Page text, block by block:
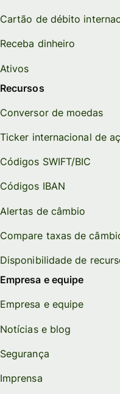
Cartão de débito
Receba dinheiro
Ativos
Recursos
Conversor de moedas
Ticker internacional de
Códigos SWIFT/BIC
Códigos IBAN
Alertas de câmbio
Compare taxas de
Disponibilidade de
Empresa e equipe
Empresa e equipe
Notícias e blog
Segurança
Imprensa